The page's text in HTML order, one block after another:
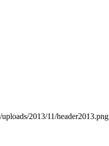
2013/11/header2013.png